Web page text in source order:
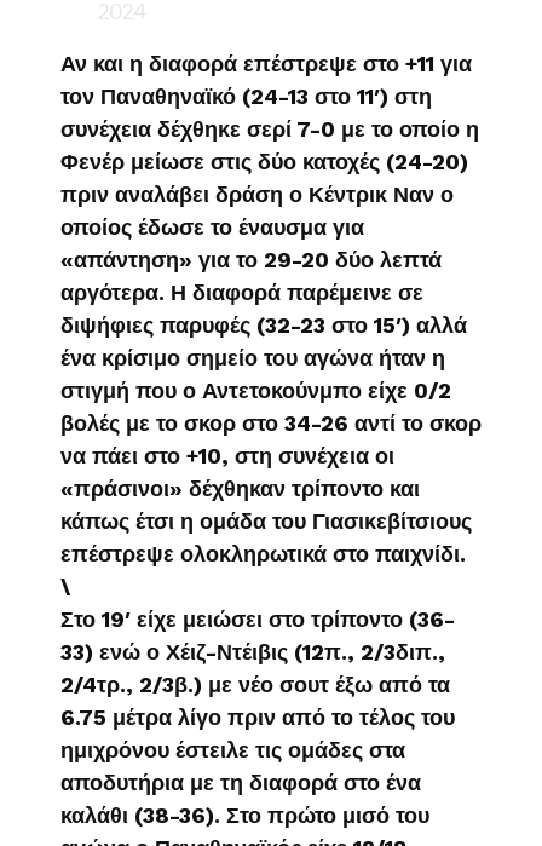
2024
Αν και η διαφορά επέστρεψε στο +11 για
τον Παναθηναϊκό (24-13 στο 11′) στη
συνέχεια δέχθηκε σερί 7-0 με το οποίο η
Φενέρ μείωσε στις δύο κατοχές (24-20)
πριν αναλάβει δράση ο Κέντρικ Ναν ο
οποίος έδωσε το έναυσμα για
«απάντηση» για το 29-20 δύο λεπτά
αργότερα. Η διαφορά παρέμεινε σε
διψήφιες παρυφές (32-23 στο 15′) αλλά
ένα κρίσιμο σημείο του αγώνα ήταν η
στιγμή που ο Αντετοκούνμπο είχε 0/2
βολές με το σκορ στο 34-26 αντί το σκορ
να πάει στο +10, στη συνέχεια οι
«πράσινοι» δέχθηκαν τρίποντο και
κάπως έτσι η ομάδα του Γιασικεβίτσιους
επέστρεψε ολοκληρωτικά στο παιχνίδι.
\
Στο 19′ είχε μειώσει στο τρίποντο (36-
33) ενώ ο Χέιζ-Ντέιβις (12π., 2/3διπ.,
2/4τρ., 2/3β.) με νέο σουτ έξω από τα
6.75 μέτρα λίγο πριν από το τέλος του
ημιχρόνου έστειλε τις ομάδες στα
αποδυτήρια με τη διαφορά στο ένα
καλάθι (38-36). Στο πρώτο μισό του